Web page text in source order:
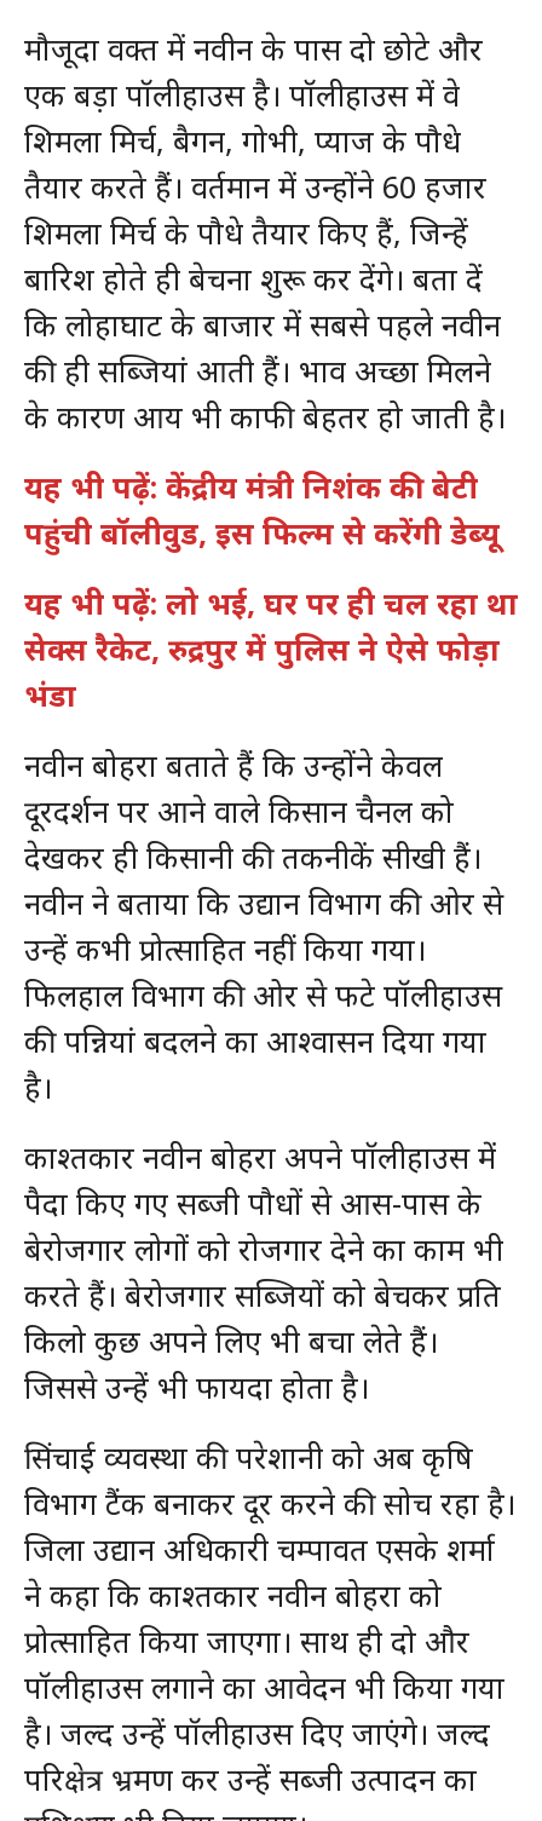
मौजूदा वक्त में नवीन के पास दो छोटे और
एक बड़ा पॉलीहाउस है। पॉलीहाउस में वे
शिमला मिर्च, बैगन, गोभी, प्याज के पौधे
तैयार करते हैं। वर्तमान में उन्होंने 60 हजार
शिमला मिर्च के पौधे तैयार किए हैं, जिन्हें
बारिश होते ही बेचना शुरू कर देंगे। बता दें
कि लोहाघाट के बाजार में सबसे पहले नवीन
की ही सब्जियां आती हैं। भाव अच्छा मिलने
के कारण आय भी काफी बेहतर हो जाती है।
यह भी पढ़ें: केंद्रीय मंत्री निशंक की बेटी
पहुंची बॉलीवुड, इस फिल्म से करेंगी डेब्यू
यह भी पढ़ें: लो भई, घर पर ही चल रहा था
सेक्स रैकेट, रुद्रपुर में पुलिस ने ऐसे फोड़ा
भंडा
नवीन बोहरा बताते हैं कि उन्होंने केवल
दूरदर्शन पर आने वाले किसान चैनल को
देखकर ही किसानी की तकनीकें सीखी हैं।
नवीन ने बताया कि उद्यान विभाग की ओर से
उन्हें कभी प्रोत्साहित नहीं किया गया।
फिलहाल विभाग की ओर से फटे पॉलीहाउस
की पन्नियां बदलने का आश्वासन दिया गया
है।
काश्तकार नवीन बोहरा अपने पॉलीहाउस में
पैदा किए गए सब्जी पौधों से आस-पास के
बेरोजगार लोगों को रोजगार देने का काम भी
करते हैं। बेरोजगार सब्जियों को बेचकर प्रति
किलो कुछ अपने लिए भी बचा लेते हैं।
जिससे उन्हें भी फायदा होता है।
सिंचाई व्यवस्था की परेशानी को अब कृषि
विभाग टैंक बनाकर दूर करने की सोच रहा है।
जिला उद्यान अधिकारी चम्पावत एसके शर्मा
ने कहा कि काश्तकार नवीन बोहरा को
प्रोत्साहित किया जाएगा। साथ ही दो और
पॉलीहाउस लगाने का आवेदन भी किया गया
है। जल्द उन्हें पॉलीहाउस दिए जाएंगे। जल्द
परिक्षेत्र भ्रमण कर उन्हें सब्जी उत्पादन का